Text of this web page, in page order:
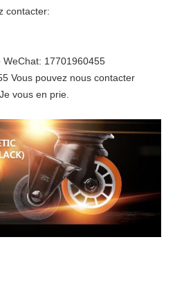
contacter:
17701960455
Vous pouvez nous contacter
Je vous en prie.